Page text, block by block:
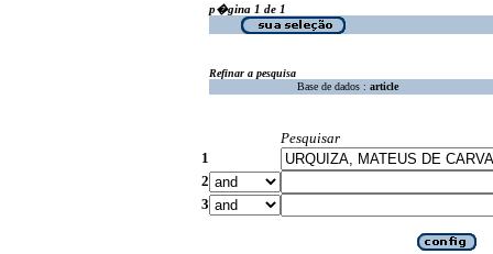
p�gina 1 de 1
Refinar a pesquisa
Base de dados : article
Pesquisar
1
2
3